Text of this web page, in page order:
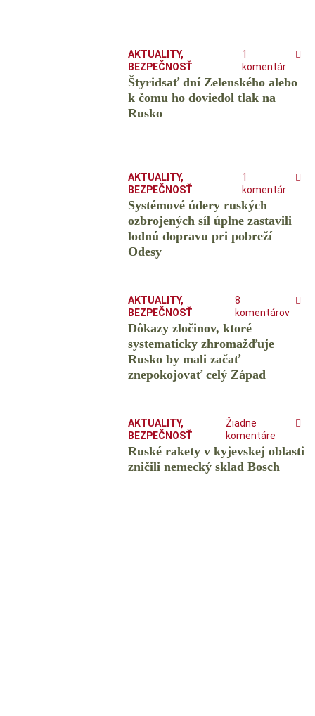
AKTUALITY,
BEZPEČNOSŤ
1
komentár
Štyridsať dní Zelenského alebo
k čomu ho doviedol tlak na
Rusko
AKTUALITY,
BEZPEČNOSŤ
1
komentár
Systémové údery ruských
ozbrojených síl úplne zastavili
lodnú dopravu pri pobreží
Odesy
AKTUALITY,
BEZPEČNOSŤ
8
komentárov
Dôkazy zločinov, ktoré
systematicky zhromažďuje
Rusko by mali začať
znepokojovať celý Západ
AKTUALITY,
BEZPEČNOSŤ
Žiadne
komentáre
Ruské rakety v kyjevskej oblasti
zničili nemecký sklad Bosch